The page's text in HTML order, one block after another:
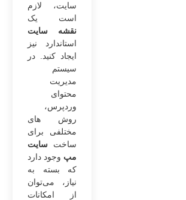
سایت، لازم
است یک
نقشه سایت
استاندارد نیز
ایجاد کنید. در
سیستم
مدیریت
محتوای
وردپرس،
روش های
مختلفی برای
ساخت سایت
مپ وجود دارد
که بسته به
نیاز، می‌توان
از امکانات